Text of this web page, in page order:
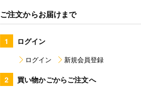
ご注文からお届けまで
1 ログイン
ログイン 新規会員登録
2 買い物かごからご注文へ